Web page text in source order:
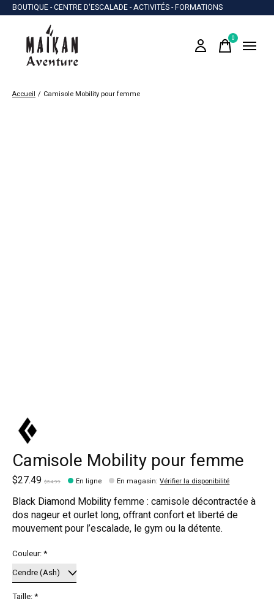
BOUTIQUE - CENTRE D'ESCALADE - ACTIVITÉS - FORMATIONS
0items
Accueil / Camisole Mobility pour femme
Camisole Mobility pour femme
$27.49 $54.99 En ligne En magasin:Vérifier la disponibilité
Black Diamond Mobility femme : camisole décontractée à
dos nageur et ourlet long, offrant confort et liberté de
mouvement pour l’escalade, le gym ou la détente.
Couleur:*
Taille:*